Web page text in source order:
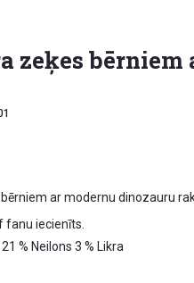
zeķes bērniem
ar modernu dinozauru
iecienīts.
% Neilons 3 % Likra
68 cm 68
74 cm 74